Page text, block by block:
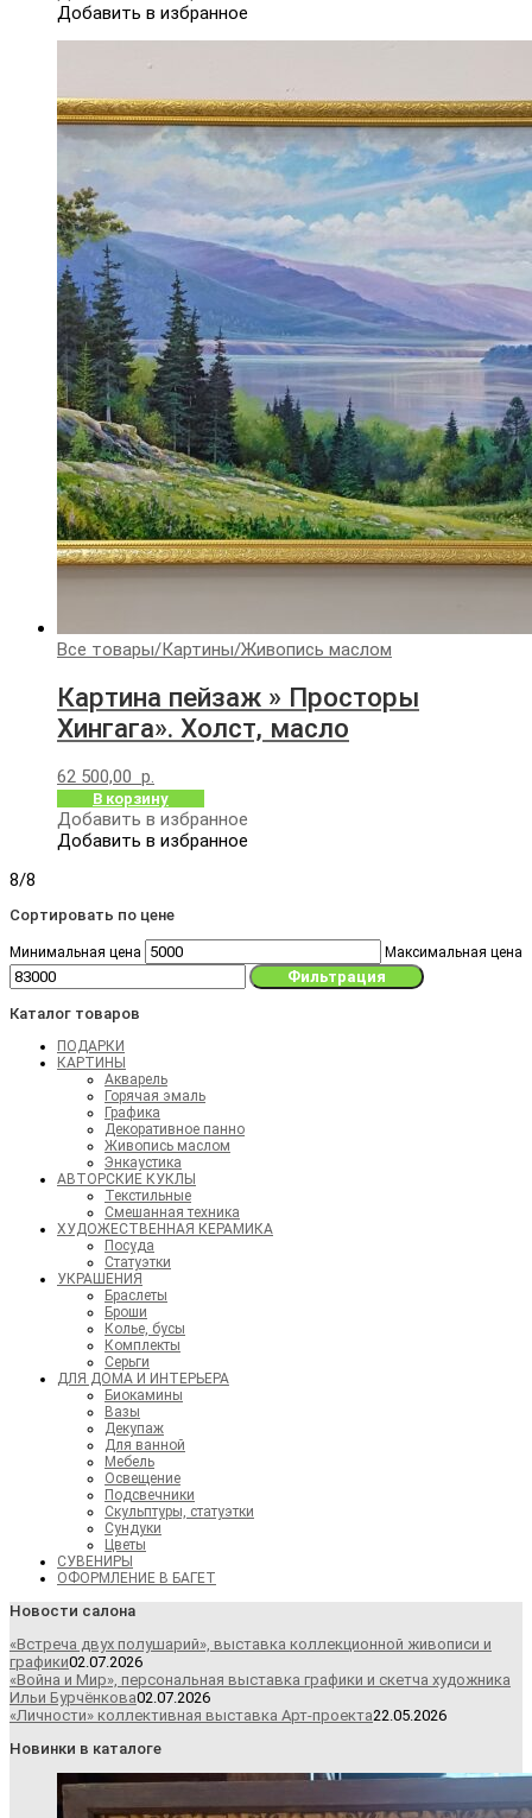
Добавить в избранное
Все товары/Картины/Живопись маслом
Картина пейзаж » Просторы
Хингага». Холст, масло
62 500,00 р.
В корзину
Добавить в избранное
Добавить в избранное
8/8
Сортировать по цене
Минимальная цена Максимальная цена
Фильтрация
Каталог товаров
ПОДАРКИ
КАРТИНЫ
Акварель
Горячая эмаль
Графика
Декоративное панно
Живопись маслом
Энкаустика
АВТОРСКИЕ КУКЛЫ
Текстильные
Смешанная техника
ХУДОЖЕСТВЕННАЯ КЕРАМИКА
Посуда
Статуэтки
УКРАШЕНИЯ
Браслеты
Броши
Колье, бусы
Комплекты
Серьги
ДЛЯ ДОМА И ИНТЕРЬЕРА
Биокамины
Вазы
Декупаж
Для ванной
Мебель
Освещение
Подсвечники
Скульптуры, статуэтки
Сундуки
Цветы
СУВЕНИРЫ
ОФОРМЛЕНИЕ В БАГЕТ
Новости салона
«Встреча двух полушарий», выставка коллекционной живописи и
графики02.07.2026
«Война и Мир», персональная выставка графики и скетча художника
Ильи Бурчёнкова02.07.2026
«Личности» коллективная выставка Арт-проекта22.05.2026
Новинки в каталоге